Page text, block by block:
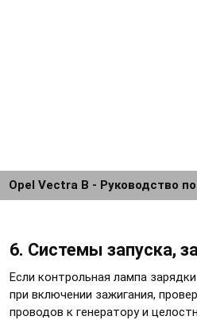
Opel Vectra B - Руководство
6. Системы запуска,
Если контрольная лампа
при включении зажигания,
проводов к генератору и